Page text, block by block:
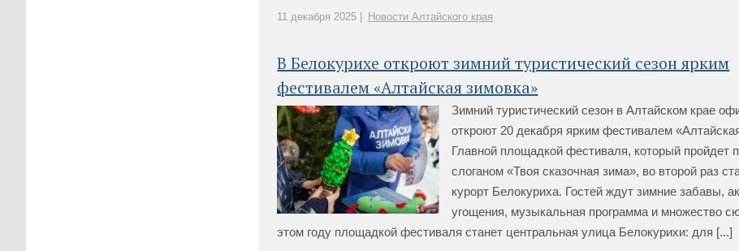
11 декабря 2025 | Новости Алтайского края
В Белокурихе откроют зимний туристический сезон ярким
фестивалем «Алтайская зимовка»
Зимний туристический сезон в Алтайском крае
откроют 20 декабря ярким фестивалем
Главной площадкой фестиваля, который пройдет
слоганом «Твоя сказочная зима», во второй раз
курорт Белокуриха. Гостей ждут зимние забавы,
угощения, музыкальная программа и множество
этом году площадкой фестиваля станет центральная улица Белокурихи: для [...]